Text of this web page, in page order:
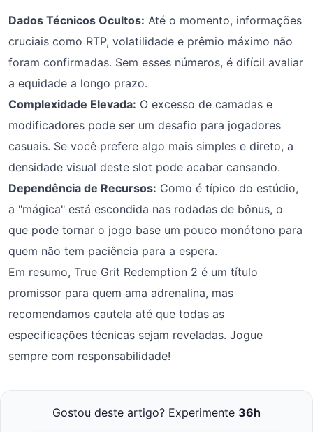
Dados Técnicos Ocultos: Até o momento, informações
cruciais como RTP, volatilidade e prêmio máximo não
foram confirmadas. Sem esses números, é difícil avaliar
a equidade a longo prazo.
Complexidade Elevada: O excesso de camadas e
modificadores pode ser um desafio para jogadores
casuais. Se você prefere algo mais simples e direto, a
densidade visual deste slot pode acabar cansando.
Dependência de Recursos: Como é típico do estúdio,
a "mágica" está escondida nas rodadas de bônus, o
que pode tornar o jogo base um pouco monótono para
quem não tem paciência para a espera.
Em resumo, True Grit Redemption 2 é um título
promissor para quem ama adrenalina, mas
recomendamos cautela até que todas as
especificações técnicas sejam reveladas. Jogue
sempre com responsabilidade!
Gostou deste artigo? Experimente 36h